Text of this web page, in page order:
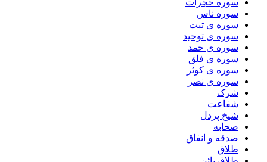
سوره ناس
سوره ی تبت
سوره ی توحید
سوره ی حمد
سوره ی فلق
سوره ی کوثر
سوره ی نصر
شرک
شفاعت
شیخ پردل
صحابه
صدقه و انفاق
طلاق